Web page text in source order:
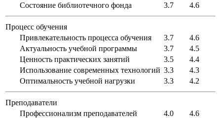
Состояние библиотечного фонда
3.7 4.6
Процесс обучения
Привлекательность процесса обучения
3.7
4.6
Актуальность учебной программы
3.7
4.5
Ценность практических занятий
3.5
4.4
Использование современных технологий 3.3
4.3
Оптимальность учебной нагрузки
3.3 4.2
Преподаватели
Профессионализм преподавателей
4.0
4.6